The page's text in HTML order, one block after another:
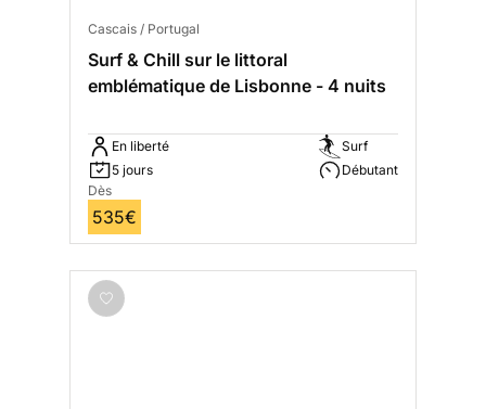
Cascais / Portugal
Surf & Chill sur le littoral
emblématique de Lisbonne - 4 nuits
En liberté
5 jours
Surf
Débutant
Dès
535€